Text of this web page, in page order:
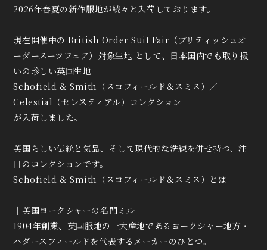
2026年春夏の新作服地が続々と入荷しております。
現在開催中の British Order Suit Fair（ブリティッシュオ
ーダースーツフェア）対象生地 として、日本国内でも取り扱
いの珍しい英国生地
Schofield & Smith（スコフィールド＆スミス）／
Celestial（セレスティアル）コレクション
が入荷しました。
英国らしい伝統と気品、そして現代的な洗練を併せ持つ、注
目のコレクションです。
Schofield & Smith（スコフィールド＆スミス）とは
｜英国ヨークシャーの名門ミル
1904年創業、英国服地の一大産地であるヨークシャー地方・
ハダースフィールドを代表するメーカーのひとつ。